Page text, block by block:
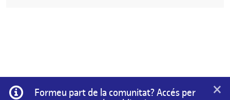
Informació
Formeu part de la comunitat? Accés per
×